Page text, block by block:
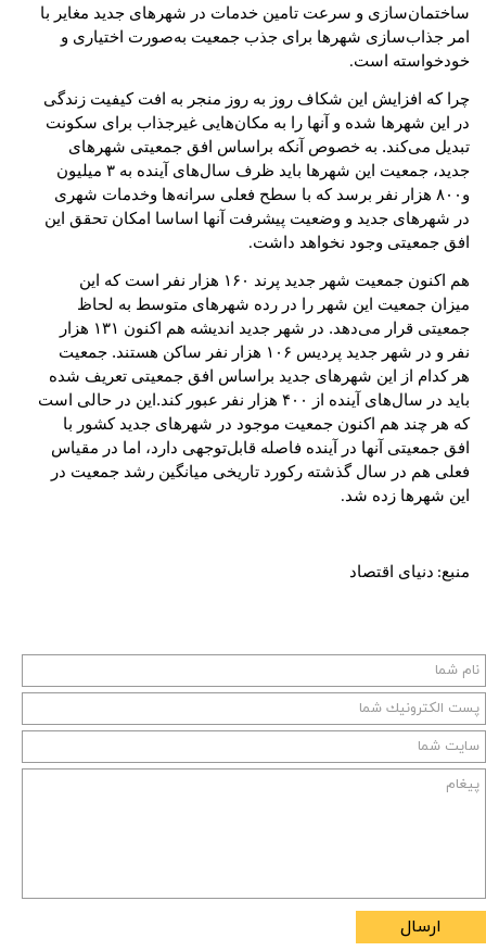
ساختمان‌سازی و سرعت تامین خدمات در شهرهای جدید مغایر با
امر جذاب‌سازی شهرها برای جذب جمعیت به‌صورت اختیاری و
خودخواسته است.
چرا که افزایش این شکاف روز به روز منجر به افت کیفیت زندگی
در این شهرها شده و آنها را به مکان‌هایی غیرجذاب برای سکونت
تبدیل می‌کند. به خصوص آنکه براساس افق جمعیتی شهرهای
جدید، جمعیت این شهرها باید ظرف سال‌های آینده به ۳ میلیون
و۸۰۰ هزار نفر برسد که با سطح فعلی سرانه‌ها وخدمات شهری
در شهرهای جدید و وضعیت پیشرفت آنها اساسا امکان تحقق این
افق جمعیتی وجود نخواهد داشت.
هم اکنون جمعیت شهر جدید پرند ۱۶۰ هزار نفر است که این
میزان جمعیت این شهر را در رده شهرهای متوسط به لحاظ
جمعیتی قرار می‌دهد. در شهر جدید اندیشه هم اکنون ۱۳۱ هزار
نفر و در شهر جدید پردیس ۱۰۶ هزار نفر ساکن هستند. جمعیت
هر کدام از این شهرهای جدید براساس افق جمعیتی تعریف شده
باید در سال‌های آینده از ۴۰۰ هزار نفر عبور کند.این در حالی است
که هر چند هم اکنون جمعیت موجود در شهرهای جدید کشور با
افق جمعیتی آنها در آینده فاصله قابل‌توجهی دارد، اما در مقیاس
فعلی هم در سال گذشته رکورد تاریخی میانگین رشد جمعیت در
این شهرها زده شد.
منبع: دنیای اقتصاد
ارسال